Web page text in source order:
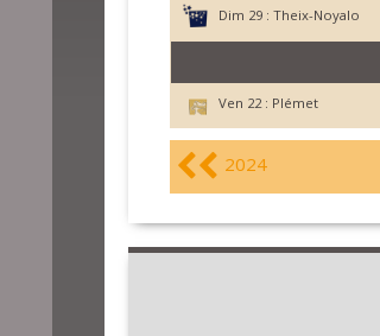
Dim 29 : Theix-Noyalo
Ven 22 : Plémet
2024